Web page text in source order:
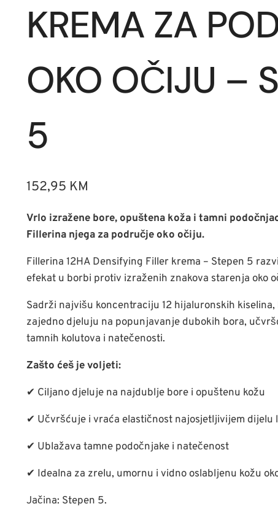
KREMA ZA
OKO OČIJU –
5
152,95 KM
Vrlo izražene bore, opuštena koža i tamni
Fillerina njega za područje oko očiju.
Fillerina 12HA Densifying Filler krema – Stepen 5
efekat u borbi protiv izraženih znakova starenja oko
Sadrži najvišu koncentraciju 12 hijaluronskih kiselina,
zajedno djeluju na popunjavanje dubokih bora,
tamnih kolutova i natečenosti.
Zašto ćeš je voljeti:
✔ Ciljano djeluje na najdublje bore i opuštenu kožu
✔ Učvršćuje i vraća elastičnost najosjetljivijem dijelu
✔ Ublažava tamne podočnjake i natečenost
✔ Idealna za zrelu, umornu i vidno oslabljenu kožu
Jačina: Stepen 5.